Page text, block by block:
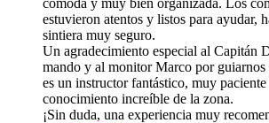
estuvieron atentos y listos para ayudar,
sintiera muy seguro.
​Un agradecimiento especial al Capitán
mando y al monitor Marco por
es un instructor fantástico, muy
conocimiento increíble de la zona.
​¡Sin duda, una experiencia muy